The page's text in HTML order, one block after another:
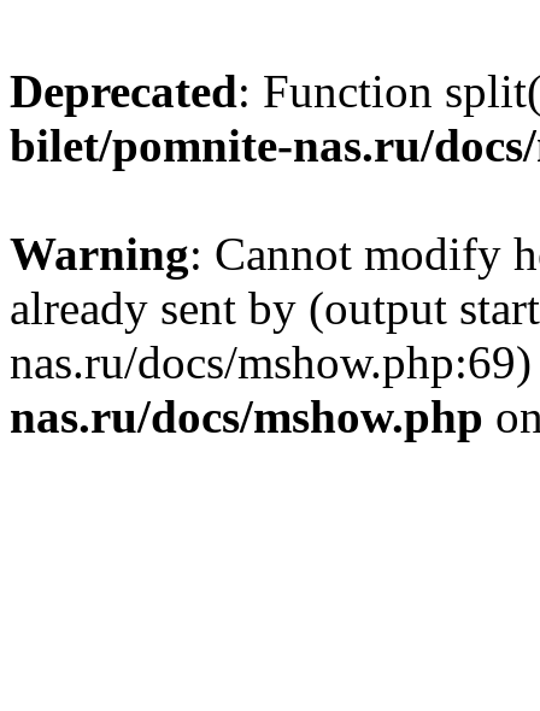
Deprecated: Function
bilet/pomnite-nas.ru/
Warning: Cannot modify
already sent by (output
nas.ru/docs/
nas.ru/docs/mshow.php